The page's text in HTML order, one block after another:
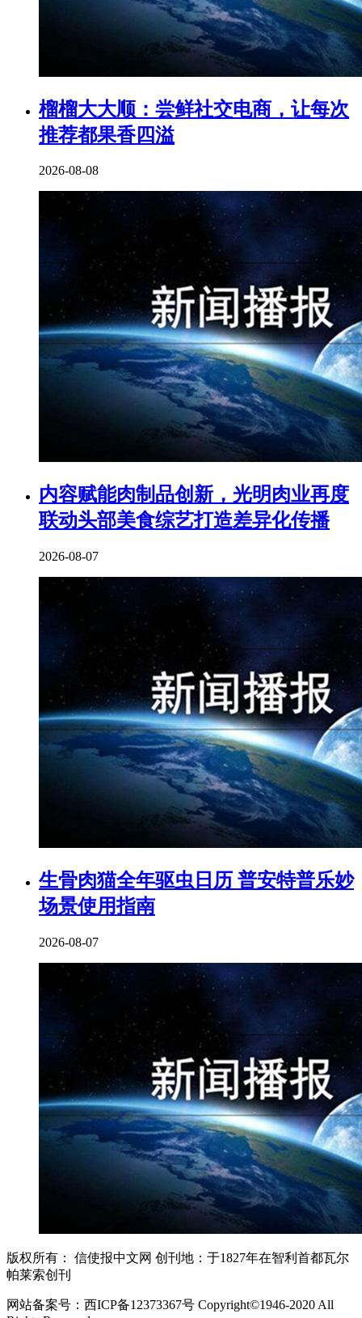
榴榴大大顺：尝鲜社交电商，让每次
推荐都果香四溢
2026-08-08
内容赋能肉制品创新，光明肉业再度
联动头部美食综艺打造差异化传播
2026-08-07
生骨肉猫全年驱虫日历 普安特普乐妙
场景使用指南
2026-08-07
版权所有： 信使报中文网 创刊地：于1827年在智利首都瓦尔
帕莱索创刊
网站备案号：西ICP备12373367号 Copyright©1946-2020 All